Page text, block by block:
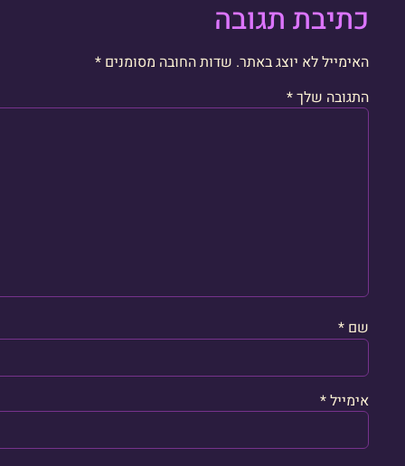
כתיבת תגובה
האימייל לא יוצג באתר. שדות החובה מסומנים *
התגובה שלך*
שם *
אימייל*